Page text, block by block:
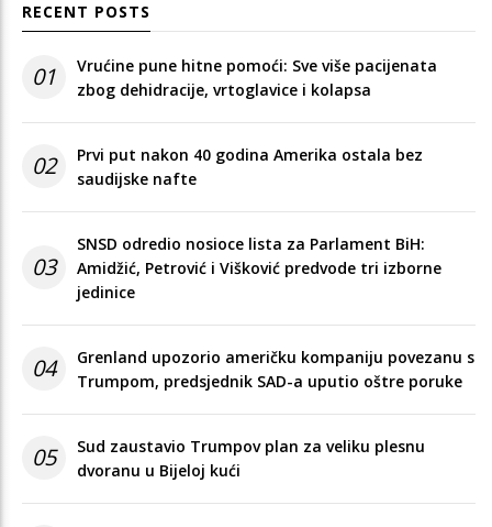
RECENT POSTS
01
Vrućine pune hitne pomoći: Sve više pacijenata
zbog dehidracije, vrtoglavice i kolapsa
02
Prvi put nakon 40 godina Amerika ostala bez
saudijske nafte
03
SNSD odredio nosioce lista za Parlament BiH:
Amidžić, Petrović i Višković predvode tri izborne
jedinice
04
Grenland upozorio američku kompaniju povezanu s
Trumpom, predsjednik SAD-a uputio oštre poruke
05
Sud zaustavio Trumpov plan za veliku plesnu
dvoranu u Bijeloj kući